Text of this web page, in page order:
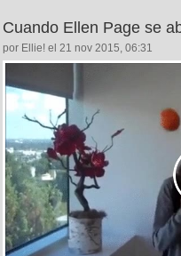
Cuando Ellen Page se
por Ellie! el 21 nov 2015, 06:31